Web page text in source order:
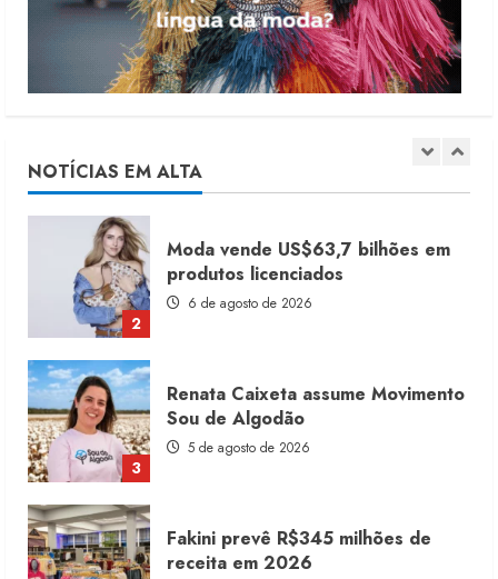
NOTÍCIAS EM ALTA
1
7 de agosto de 2026
2
3
Renata Caixeta assume Movimento
Sou de Algodão
5 de agosto de 2026
4
Fakini prevê R$345 milhões de
receita em 2026
4 de agosto de 2026
Projeto testa passaporte digital na
moda nacional